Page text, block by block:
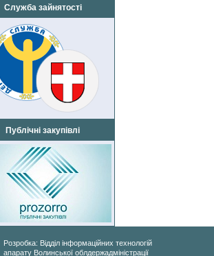
Служба зайнятості
Публічні закупівлі
Розробка: Відділ інформаційних технологій
апарату Волинської облдержадміністрації